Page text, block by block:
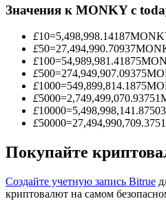
Информация
и т. д.
Значения к MONKY с
£10=5,498,998.14187
£50=27,494,990.70937
£100=54,989,981.41875
£500=274,949,907.09375
£1000=549,899,814.1875
£5000=2,749,499,070.93751
£10000=5,498,998,141.87503
£50000=
Покупайте
Создайте учетную запись Bitrue
криптовалют на самом